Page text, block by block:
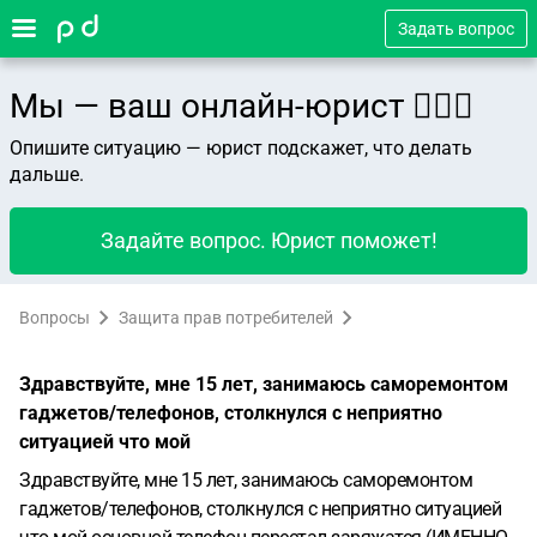
Задать вопрос
Мы — ваш онлайн-юрист 👨🏻‍⚖️
Опишите ситуацию — юрист подскажет, что делать
дальше.
Задайте вопрос. Юрист поможет!
Вопросы Защита прав потребителей
Здравствуйте, мне 15 лет, занимаюсь саморемонтом
гаджетов/телефонов, столкнулся с неприятно
ситуацией что мой
Здравствуйте, мне 15 лет, занимаюсь саморемонтом
гаджетов/телефонов, столкнулся с неприятно ситуацией